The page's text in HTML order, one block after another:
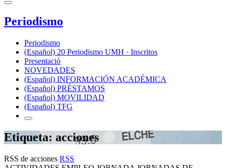
Periodismo
Periodismo
(Español) 20 Periodismo UMH · Inscritos
Presentació
NOVEDADES
(Español) INFORMACIÓN ACADÉMICA
(Español) PRÉSTAMOS
(Español) MOVILIDAD
(Español) TFG
Etiqueta: acciones
RSS de acciones RSS